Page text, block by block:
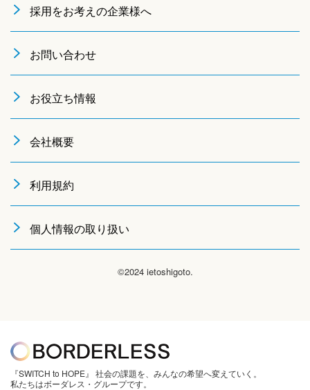
採用をお考えの企業様へ
お問い合わせ
お役立ち情報
会社概要
利用規約
個人情報の取り扱い
©2024 ietoshigoto.
『SWITCH to HOPE』 社会の課題を、みんなの希望へ変えていく。
私たちはボーダレス・グループです。